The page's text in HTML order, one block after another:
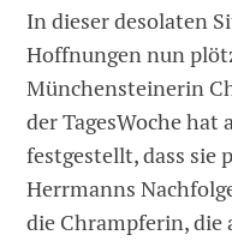
In dieser desolaten
Hoffnungen nun
Münchensteinerin
der TagesWoche hat
festgestellt, dass
Herrmanns
die Chrampferin, die